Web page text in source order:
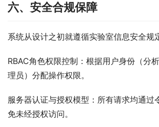
六、安全合规保障
系统从设计之初就遵循实验室信息安全规
RBAC角色权限控制：根据用户身份（分
理员）分配操作权限。
服务器认证与授权模型：所有请求均通过
免未经授权访问。